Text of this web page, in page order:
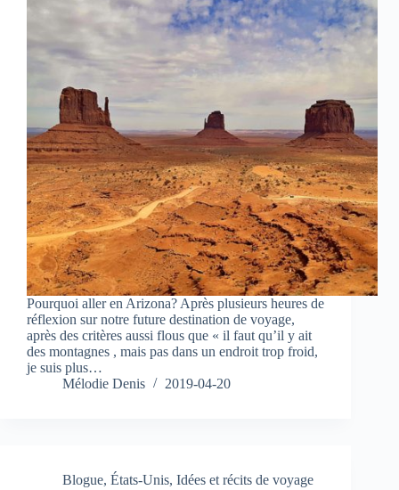
Pourquoi aller en Arizona? Après plusieurs heures de
réflexion sur notre future destination de voyage,
après des critères aussi flous que « il faut qu’il y ait
des montagnes , mais pas dans un endroit trop froid,
je suis plus…
Mélodie Denis
2019-04-20
Blogue, États-Unis, Idées et récits de voyage